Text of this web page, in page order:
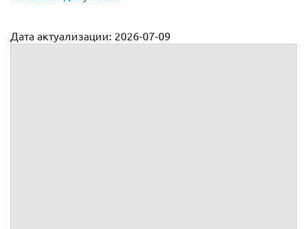
Дата актуализации: 2026-07-09